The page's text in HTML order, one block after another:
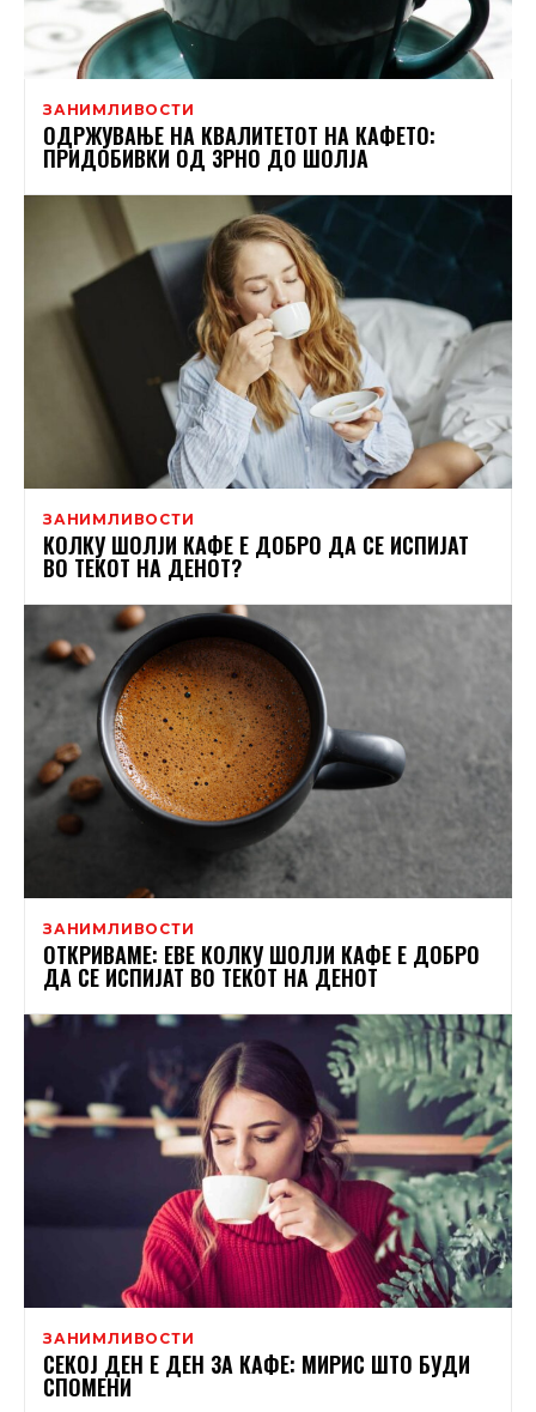
ЗАНИМЛИВОСТИ
ОДРЖУВАЊЕ НА КВАЛИТЕТОТ НА КАФЕТО:
ПРИДОБИВКИ ОД ЗРНО ДО ШОЛЈА
ЗАНИМЛИВОСТИ
КОЛКУ ШОЛЈИ КАФЕ Е ДОБРО ДА СЕ ИСПИЈАТ
ВО ТЕКОТ НА ДЕНОТ?
ЗАНИМЛИВОСТИ
ОТКРИВАМЕ: ЕВЕ КОЛКУ ШОЛЈИ КАФЕ Е ДОБРО
ДА СЕ ИСПИЈАТ ВО ТЕКОТ НА ДЕНОТ
ЗАНИМЛИВОСТИ
СЕКОЈ ДЕН Е ДЕН ЗА КАФЕ: МИРИС ШТО БУДИ
СПОМЕНИ